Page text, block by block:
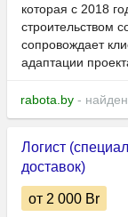
которая с 2018
строительством
сопровождает
адаптации
rabota.by -
Логист
доставок)
от 2 000 Br